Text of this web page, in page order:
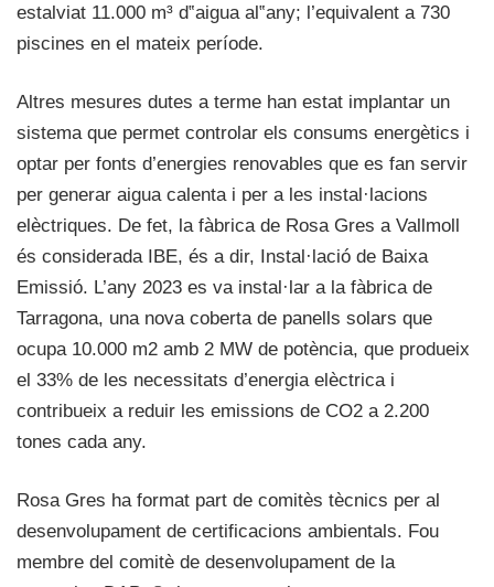
estalviat 11.000 m³ d‟aigua al‟any; l’equivalent a 730
piscines en el mateix període.
Altres mesures dutes a terme han estat implantar un
sistema que permet controlar els consums energètics i
optar per fonts d’energies renovables que es fan servir
per generar aigua calenta i per a les instal·lacions
elèctriques. De fet, la fàbrica de Rosa Gres a Vallmoll
és considerada IBE, és a dir, Instal·lació de Baixa
Emissió. L’any 2023 es va instal·lar a la fàbrica de
Tarragona, una nova coberta de panells solars que
ocupa 10.000 m2 amb 2 MW de potència, que produeix
el 33% de les necessitats d’energia elèctrica i
contribueix a reduir les emissions de CO2 a 2.200
tones cada any.
Rosa Gres ha format part de comitès tècnics per al
desenvolupament de certificacions ambientals. Fou
membre del comitè de desenvolupament de la